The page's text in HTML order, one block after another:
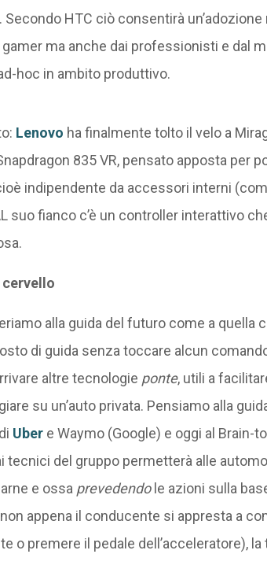
Secondo HTC ciò consentirà
ma anche dai professionisti e dal
hoc in ambito produttivo.
Lenovo ha finalmente tolto il velo a
835 VR, pensato apposta per
indipendente da accessori interni
suo fianco c’è un controller interattivo
alla guida del futuro come a quella
di guida senza toccare alcun
altre tecnologie ponte, utili a
su un’auto privata. Pensiamo alla
Uber e Waymo (Google) e oggi al Brain-
tecnici del gruppo permetterà alle
e ossa prevedendole azioni sulla
appena il conducente si appresta a
o premere il pedale dell’acceleratore),